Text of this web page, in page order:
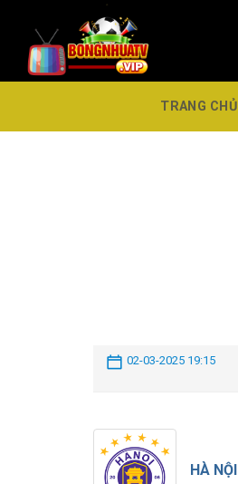
TRANG CHỦ
02-03-2025 19:15
HÀ NỘI